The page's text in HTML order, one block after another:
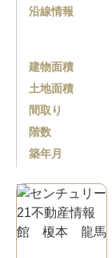
沿線情報
建物面積
土地面積
間取り
階数
築年月